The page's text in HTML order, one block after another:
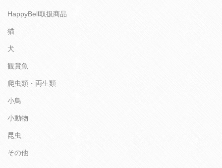
HappyBell取扱商品
猫
犬
観賞魚
爬虫類・両生類
小鳥
小動物
昆虫
その他